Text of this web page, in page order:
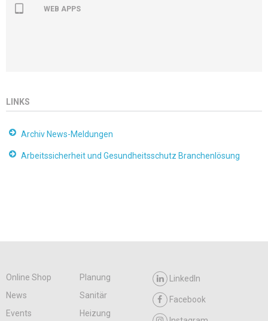
WEB APPS
LINKS
Archiv News-Meldungen
Arbeitssicherheit und Gesundheitsschutz Branchenlösung
Online Shop
Planung
News
Sanitär
Events
Heizung
LinkedIn
Facebook